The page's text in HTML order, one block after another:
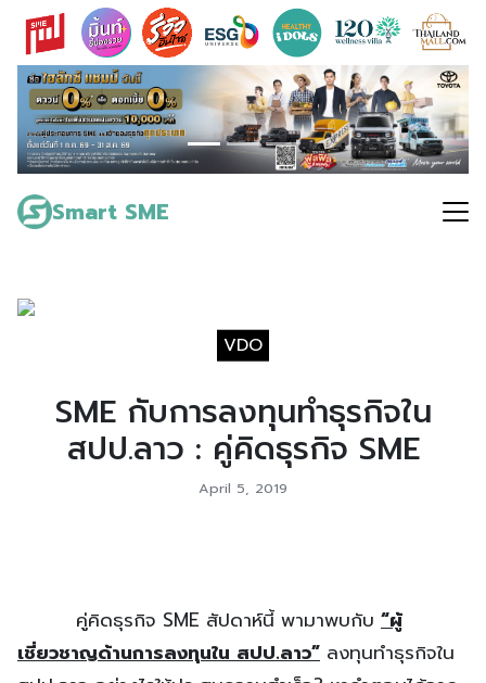
Skip
content
Smart SME
Search
for:
VDO
SME กับการลงทุนทำธุรกิจใน
สปป.ลาว : คู่คิดธุรกิจ SME
April 5, 2019
คู่คิดธุรกิจ SME สัปดาห์นี้ พามาพบกับ “ผู้
เชี่ยวชาญด้านการลงทุนใน สปป.ลาว” ลงทุนทำธุรกิจใน